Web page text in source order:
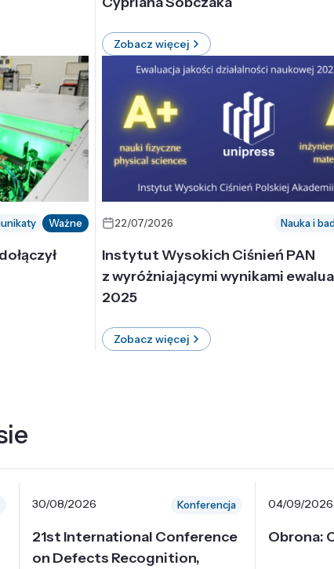
Zobacz więcej
Ważne 22/07/2026 Nauka i
Instytut Wysokich Ciśnień PAN
z wyróżniającymi wynikami
2025
Zobacz więcej
30/08/2026 Konferencja
21st International Conference
on Defects Recognition,
04/09/2026
Obrona: